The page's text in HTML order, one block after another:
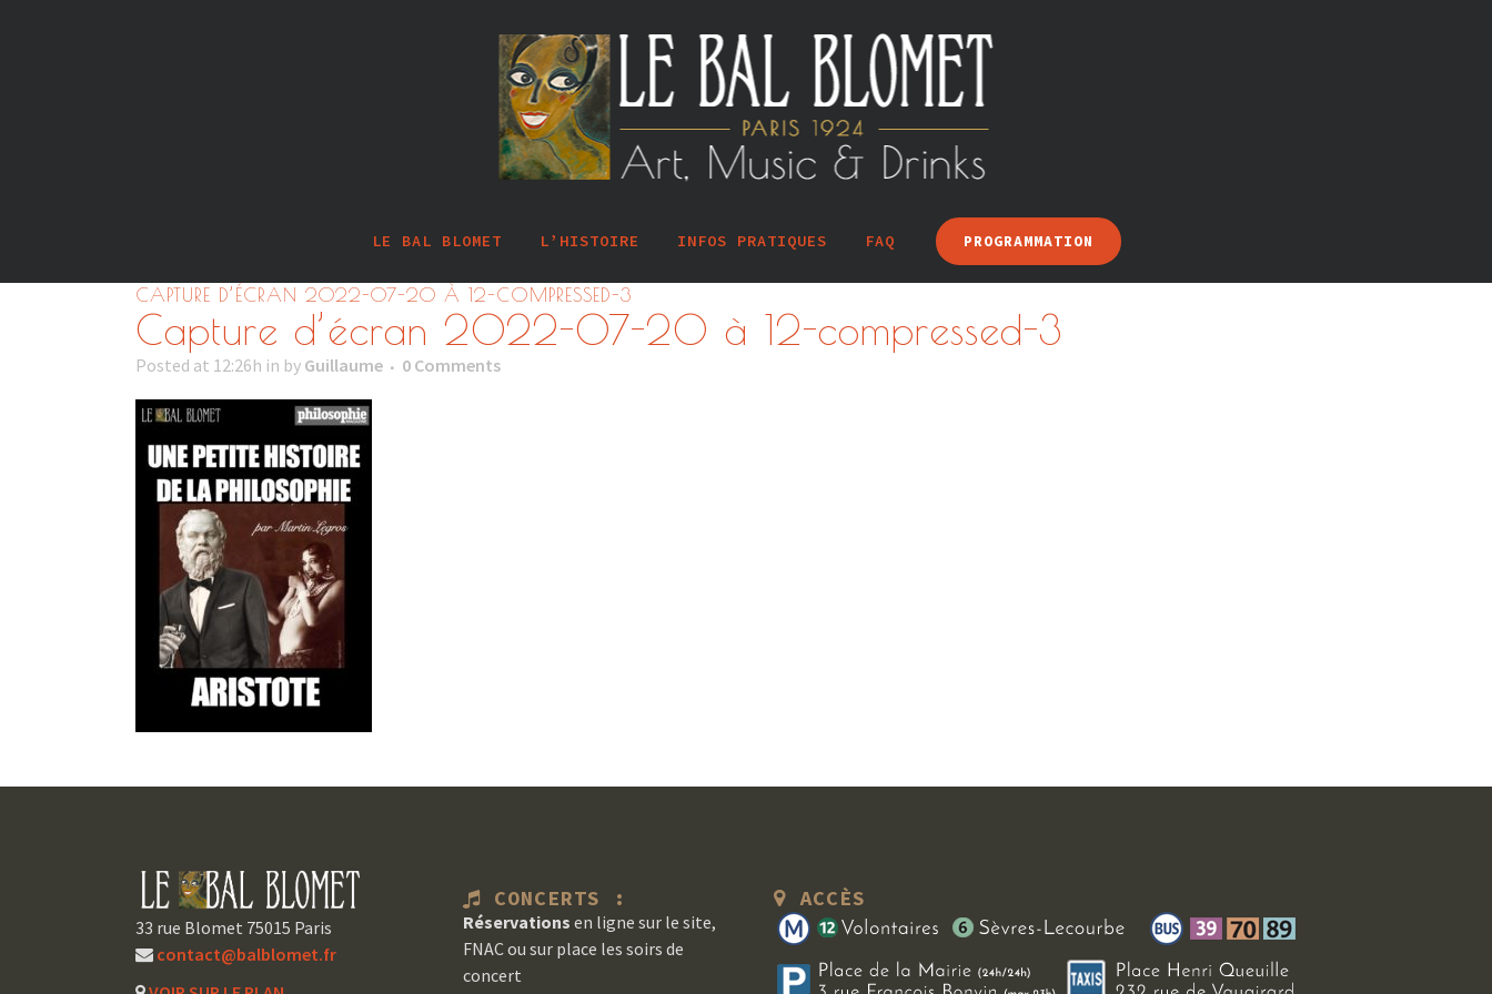
LE BAL BLOMET L’HISTOIRE INFOS PRATIQUES FAQ PROGRAMMATION
CAPTURE D’ÉCRAN 2022-07-20 À 12-COMPRESSED-3
Capture d’écran 2022-07-20 à 12-compressed-3
Posted at 12:26h in by Guillaume 0 Comments
33 rue Blomet 75015 Paris
contact@balblomet.fr
CONCERTS :
Réservations en ligne sur le site,
FNAC ou sur place les soirs de
concert
ACCÈS